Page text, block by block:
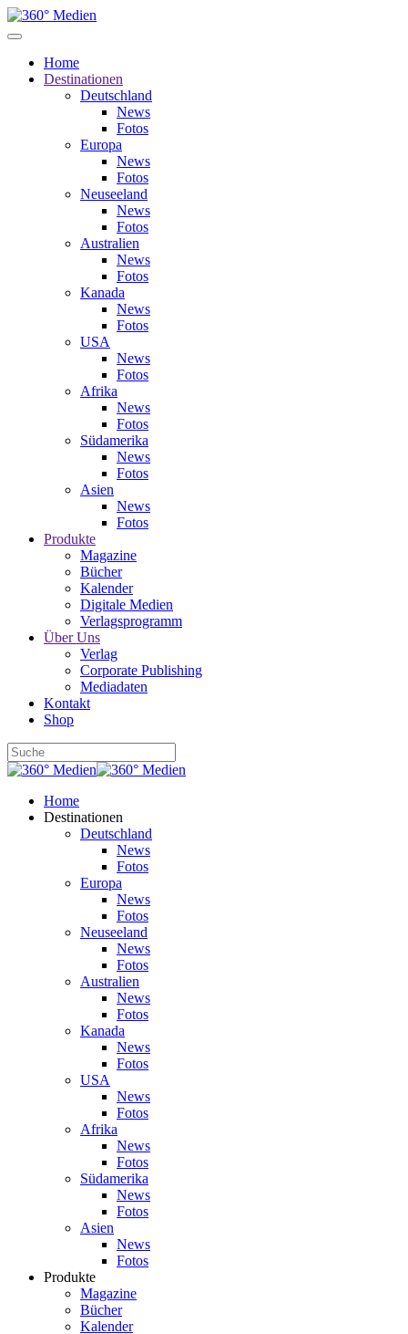
Home
Destinationen
Deutschland
News
Fotos
Europa
News
Fotos
Neuseeland
News
Fotos
Australien
News
Fotos
Kanada
News
Fotos
USA
News
Fotos
Afrika
News
Fotos
Südamerika
News
Fotos
Asien
News
Fotos
Produkte
Magazine
Bücher
Kalender
Digitale Medien
Verlagsprogramm
Über Uns
Verlag
Corporate Publishing
Mediadaten
Kontakt
Shop
Home
Destinationen
Deutschland
News
Fotos
Europa
News
Fotos
Neuseeland
News
Fotos
Australien
News
Fotos
Kanada
News
Fotos
USA
News
Fotos
Afrika
News
Fotos
Südamerika
News
Fotos
Asien
News
Fotos
Produkte
Magazine
Bücher
Kalender